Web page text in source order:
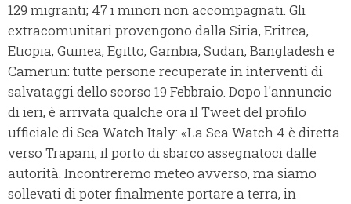
129 migranti; 47 i minori non accompagnati. Gli
extracomunitari provengono dalla Siria, Eritrea,
Etiopia, Guinea, Egitto, Gambia, Sudan, Bangladesh e
Camerun: tutte persone recuperate in interventi di
salvataggi dello scorso 19 Febbraio. Dopo l'annuncio
di ieri, è arrivata qualche ora il Tweet del profilo
ufficiale di Sea Watch Italy: «La Sea Watch 4 è diretta
verso Trapani, il porto di sbarco assegnatoci dalle
autorità. Incontreremo meteo avverso, ma siamo
sollevati di poter finalmente portare a terra, in